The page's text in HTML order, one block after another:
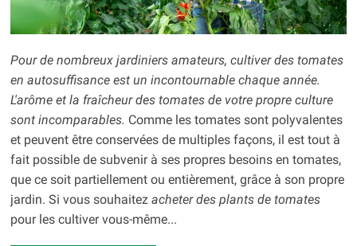
Pour de nombreux jardiniers amateurs, cultiver des tomates
en autosuffisance est un incontournable chaque année.
L'arôme et la fraîcheur des tomates de votre propre culture
sont incomparables. Comme les tomates sont polyvalentes
et peuvent être conservées de multiples façons, il est tout à
fait possible de subvenir à ses propres besoins en tomates,
que ce soit partiellement ou entièrement, grâce à son propre
jardin. Si vous souhaitez acheter des plants de tomates
pour les cultiver vous-même...